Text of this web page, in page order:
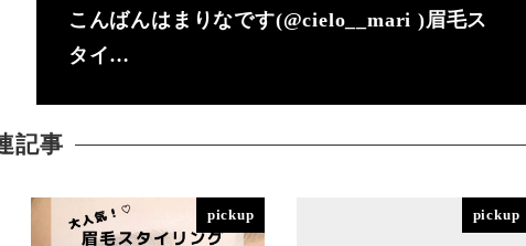
こんばんはまりなです(@cielo__mari )眉毛ス
タイ…
記事
pickup pickup